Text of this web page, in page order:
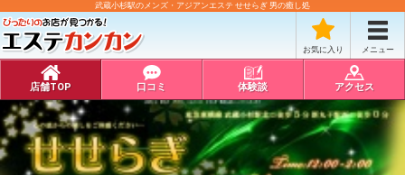
武蔵小杉駅のメンズ・アジアンエステ せせらぎ 男の癒し処
お気に入り メニュー
店舗TOP 口コミ 体験談 アクセス